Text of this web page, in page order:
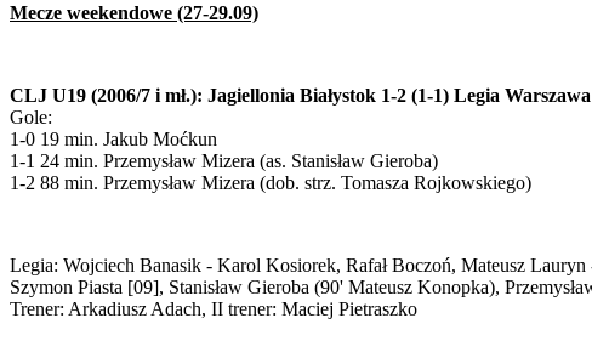
Mecze weekendowe (27-29.09)
CLJ U19 (2006/7 i mł.): Jagiellonia Białystok 1-2 (1-1) Legia
Gole:
1-0 19 min. Jakub Moćkun
1-1 24 min. Przemysław Mizera (as. Stanisław Gieroba)
1-2 88 min. Przemysław Mizera (dob. strz. Tomasza Rojkowskiego)
Legia: Wojciech Banasik - Karol Kosiorek, Rafał Boczoń, Mateusz
Szymon Piasta [09], Stanisław Gieroba (90' Mateusz Konopka),
Trener: Arkadiusz Adach, II trener: Maciej Pietraszko